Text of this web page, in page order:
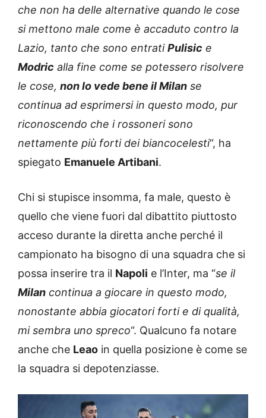
che non ha delle alternative quando le cose
si mettono male come è accaduto contro la
Lazio, tanto che sono entratiPulisic e
Modric alla fine come se potessero risolvere
le cose, non lo vede bene il Milan se
continua ad esprimersi in questo modo, pur
riconoscendo che i rossoneri sono
nettamente più forti dei biancocelesti“, ha
spiegato Emanuele Artibani.
Chi si stupisce insomma, fa male, questo è
quello che viene fuori dal dibattito piuttosto
acceso durante la diretta anche perché il
campionato ha bisogno di una squadra che si
possa inserire tra il Napoli e l’Inter, ma “se il
Milan continua a giocare in questo modo,
nonostante abbia giocatori forti e di qualità,
mi sembra uno spreco“. Qualcuno fa notare
anche che Leao in quella posizione è come se
la squadra si depotenziasse.